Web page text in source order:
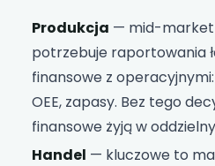
Produkcja — mid-
potrzebuje raportowania
finansowe z
OEE, zapasy. Bez tego
finansowe żyją w
Handel — kluczowe to